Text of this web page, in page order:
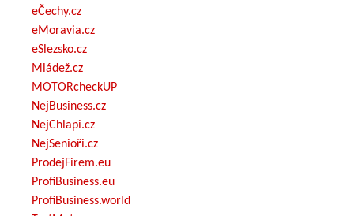
eČechy.cz
eMoravia.cz
eSlezsko.cz
Mládež.cz
MOTORcheckUP
NejBusiness.cz
NejChlapi.cz
NejSenioři.cz
ProdejFirem.eu
ProfiBusiness.eu
ProfiBusiness.world